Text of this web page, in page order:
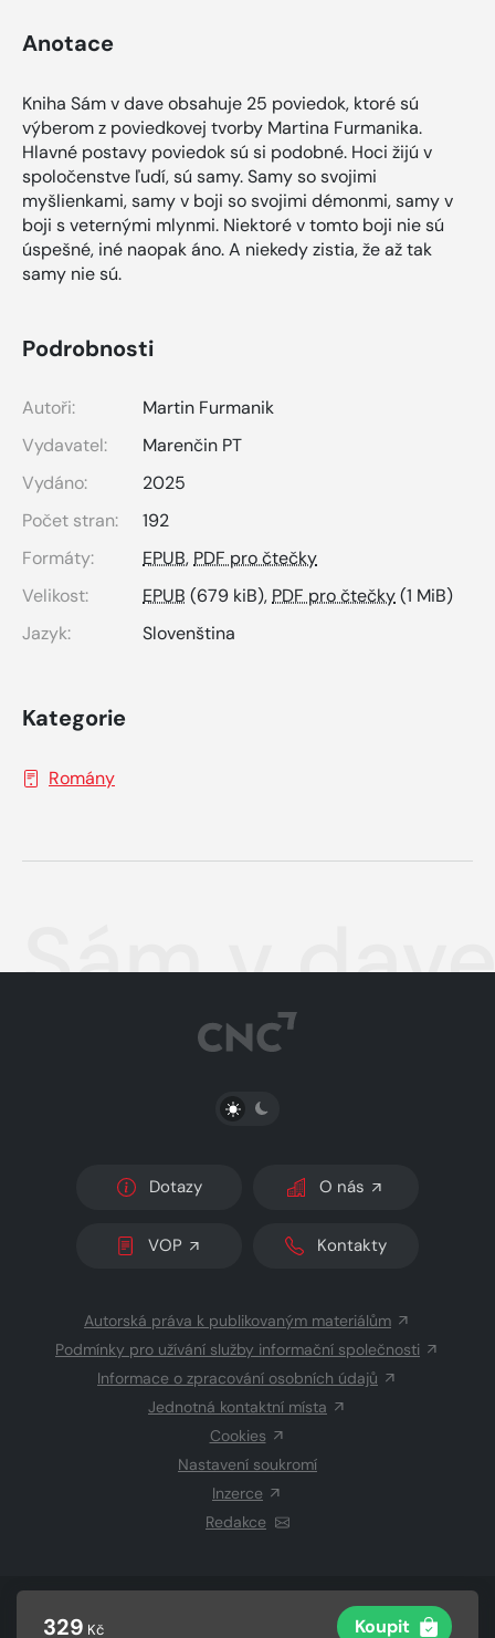
329 Kč Koupit
Anotace
Kniha Sám v dave obsahuje 25 poviedok, ktoré sú
výberom z poviedkovej tvorby Martina Furmanika.
Hlavné postavy poviedok sú si podobné. Hoci žijú v
spoločenstve ľudí, sú samy. Samy so svojimi
myšlienkami, samy v boji so svojimi démonmi, samy v
boji s veternými mlynmi. Niektoré v tomto boji nie sú
úspešné, iné naopak áno. A niekedy zistia, že až tak
samy nie sú.
Podrobnosti
Autoři:
Martin Furmanik
Vydavatel:
Marenčin PT
Vydáno:
2025
Počet stran:
192
Formáty:
EPUB,PDF pro čtečky
Velikost:
EPUB (679 kiB),PDF pro čtečky(1 MiB)
Jazyk:
Slovenština
Kategorie
Romány
Sám v
PŘEPNOUT SVĚTLÝ/TMAVÝ REŽIM
Dotazy O nás
VOP Kontakty
Autorská práva k publikovaným materiálům
Podmínky pro užívání služby informační společnosti
Informace o zpracování osobních údajů
Jednotná kontaktní místa
Cookies
Nastavení soukromí
Inzerce
Redakce
CZECH NEWS CENTER a.s.a dodavatelé